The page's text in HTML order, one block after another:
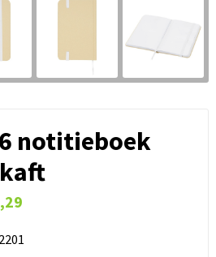
notitieboek